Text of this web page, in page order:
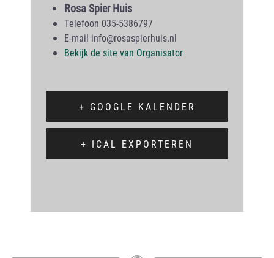
Rosa Spier Huis
Telefoon 035-5386797
E-mail info@rosaspierhuis.nl
Bekijk de site van Organisator
+ GOOGLE KALENDER
+ ICAL EXPORTEREN